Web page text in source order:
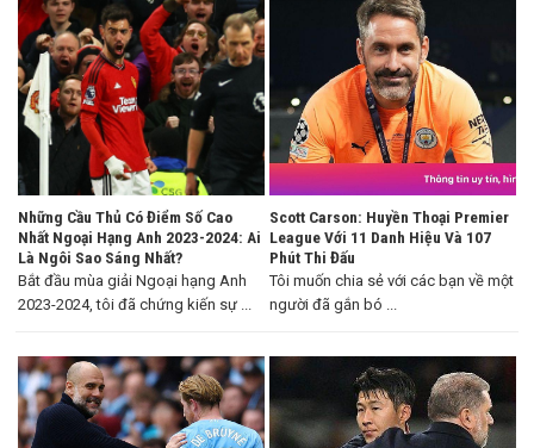
Những Cầu Thủ Có Điểm Số Cao
Nhất Ngoại Hạng Anh 2023-2024: Ai
Là Ngôi Sao Sáng Nhất?
Bắt đầu mùa giải Ngoại hạng Anh
2023-2024, tôi đã chứng kiến sự ...
Scott Carson: Huyền Thoại Premier
League Với 11 Danh Hiệu Và 107
Phút Thi Đấu
Tôi muốn chia sẻ với các bạn về một
người đã gắn bó ...